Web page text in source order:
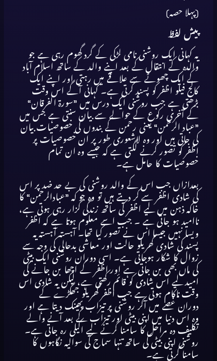
(پہلا حصہ)
پیش لفظ
یہ کہانی ایک روشنی نامی لڑکی کے گرد گھوم رہی ہے جو
والدہ کے انتقال کے بعد اپنے والد کے ساتھ اسلام آباد
کے ایک چھوٹے سے علاقے میں رہتی اور اپنے ایک
کالج فیلو اظفر کو پسند کرتی ہے۔ کہانی آگے اس وقت
بڑھتی ہے جب روشنی ایک درس میں ”سورة الفرقان“
کے آخری رکوع کے حوالے سے بیان سنتی ہے جس میں
”عباد الرحمن“ یعنی رحمن کے بندوں کی خصوصیات بیان
کی جاتی ہیں اور وہ لاشعوری طور پر ان خصوصیات پر
اظفر کو تصور کرنے لگتی ہے کہ جیسے وہ ان تمام
خصوصیات کا حامل ہے۔
بعدازاں جب اس کے والد روشنی کی بے حد ضد پر اس
کی شادی اظفر سے کر دیتے ہیں تو وہ جو کہ ”عبادالرحمن“کا
خاکہ ذہن میں لیے اظفر کی ساتھ زندگی گزار رہی ہوتی ہے،
ناامید ہو جاتی ہے ۔ جب اسے معلوم ہوتا ہے کہ اظفر
ویسا نہیں جیسا اس نے تصور کیا تھا۔ آہستہ آہستہ یہ
پسند کی شادی گھریلو حالت اور معاشی بدحالی کی وجہ سے
زوال کا شکار ہوجاتی ہے۔ اسی دوران روشنی ایک بیٹی
کی ماں بھی بن جاتی ہے اور اظفر کے اچھا بن جانے کی
امید لیے اس شادی کو قائم رکھتی ہے، لیکن یہ شادی اس
وقت ناکام ہوتی ہے جب اظفر گھریلو جھگڑے کے
دوران غصے میں آکر روشنی پر تیزاب پھینک دیتا ہے اور
وہ اس دنیا میں اپنی بیٹی اور تیزاب کے بعد آنے والے
تکلیف دہ مراحل کا سامنا کرنے لیے اکیلی رہ جاتی ہے۔
روشنی اپنی بیٹی کی ساتھ تنہا سماج کی سوالیہ نگاہوں کا
سامنا کرتی ہے۔